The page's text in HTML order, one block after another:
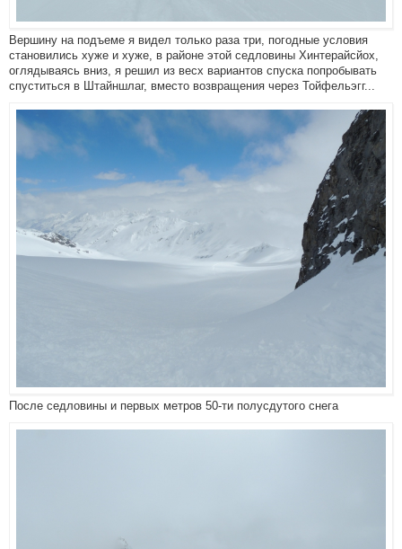
Вершину на подъеме я видел только раза три, погодные условия
становились хуже и хуже, в районе этой седловины Хинтерайсйох,
оглядываясь вниз, я решил из весх вариантов спуска попробывать
спуститься в Штайншлаг, вместо возвращения через Тойфельэгг...
После седловины и первых метров 50-ти полусдутого снега